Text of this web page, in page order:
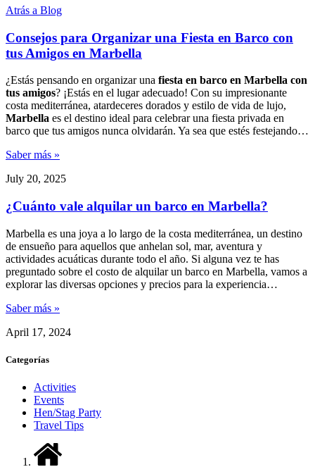
Atrás a Blog
Consejos para Organizar una Fiesta en Barco con
tus Amigos en Marbella
¿Estás pensando en organizar una fiesta en barco en Marbella con
tus amigos? ¡Estás en el lugar adecuado! Con su impresionante
costa mediterránea, atardeceres dorados y estilo de vida de lujo,
Marbella es el destino ideal para celebrar una fiesta privada en
barco que tus amigos nunca olvidarán. Ya sea que estés festejando…
Saber más »
July 20, 2025
¿Cuánto vale alquilar un barco en Marbella?
Marbella es una joya a lo largo de la costa mediterránea, un destino
de ensueño para aquellos que anhelan sol, mar, aventura y
actividades acuáticas durante todo el año. Si alguna vez te has
preguntado sobre el costo de alquilar un barco en Marbella, vamos a
explorar las diversas opciones y precios para la experiencia…
Saber más »
April 17, 2024
Categorías
Activities
Events
Hen/Stag Party
Travel Tips